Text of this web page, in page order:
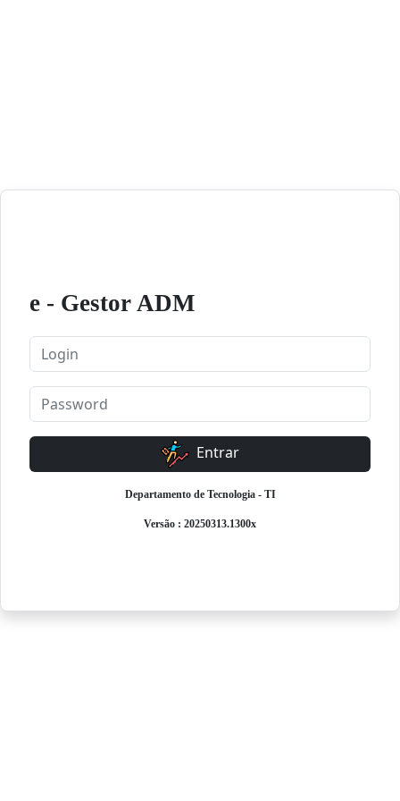
e - Gestor ADM
Entrar
Departamento de Tecnologia - TI
Versão : 20250313.1300x